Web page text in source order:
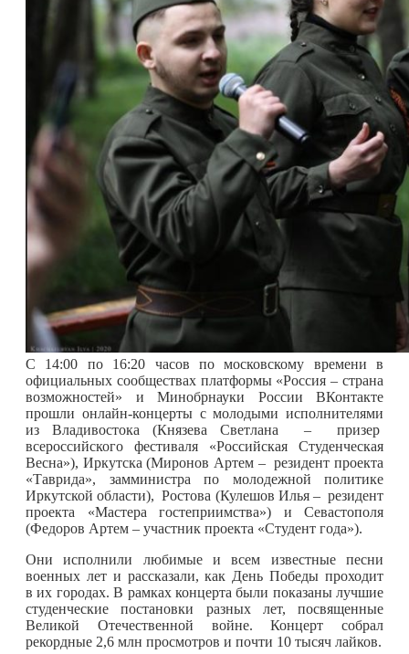
С 14:00 по 16:20 часов по московскому времени в
официальных сообществах платформы «Россия – страна
возможностей» и Минобрнауки России ВКонтакте
прошли онлайн-концерты с молодыми исполнителями
из Владивостока (Князева Светлана – призер
всероссийского фестиваля «Российская Студенческая
Весна»), Иркутска (Миронов Артем – резидент проекта
«Таврида», замминистра по молодежной политике
Иркутской области), Ростова (Кулешов Илья – резидент
проекта «Мастера гостеприимства») и Севастополя
(Федоров Артем – участник проекта «Студент года»).
Они исполнили любимые и всем известные песни
военных лет и рассказали, как День Победы проходит
в их городах. В рамках концерта были показаны лучшие
студенческие постановки разных лет, посвященные
Великой Отечественной войне. Концерт собрал
рекордные 2,6 млн просмотров и почти 10 тысяч лайков.